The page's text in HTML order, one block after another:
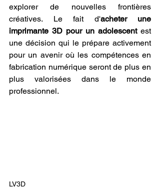
explorer de nouvelles frontières
créatives. Le fait d'acheter une
imprimante 3D pour un adolescent est
une décision qui le prépare activement
pour un avenir où les compétences en
fabrication numérique seront de plus en
plus valorisées dans le monde
professionnel.
LV3D